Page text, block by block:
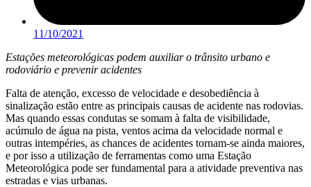
11/10/2021
Estações meteorológicas podem auxiliar o trânsito urbano e
rodoviário e prevenir acidentes
Falta de atenção, excesso de velocidade e desobediência à
sinalização estão entre as principais causas de acidente nas rodovias.
Mas quando essas condutas se somam à falta de visibilidade,
acúmulo de água na pista, ventos acima da velocidade normal e
outras intempéries, as chances de acidentes tornam-se ainda maiores,
e por isso a utilização de ferramentas como uma Estação
Meteorológica pode ser fundamental para a atividade preventiva nas
estradas e vias urbanas.